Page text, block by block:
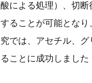
酸による処理）、切
することが可能とな
究では、アセチル、
ることに成功しました